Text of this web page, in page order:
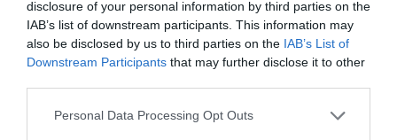
disclosure of your personal information by third parties on the
IAB’s list of downstream participants. This information may
also be disclosed by us to third parties on the IAB’s List of
Downstream Participants that may further disclose it to other
Please note that this website/app uses one or more Google
Personal Data Processing Opt Outs
αμερικανικών και ισραηλινών αεροσκαφών &
drones που καταρρίφθηκαν